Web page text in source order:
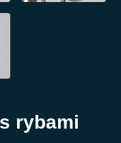
rybami